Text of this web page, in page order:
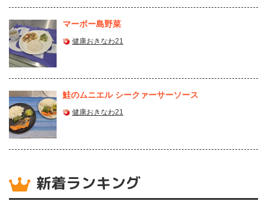
マーボー島野菜
健康おきなわ21
鮭のムニエル シークァーサーソース
健康おきなわ21
新着ランキング